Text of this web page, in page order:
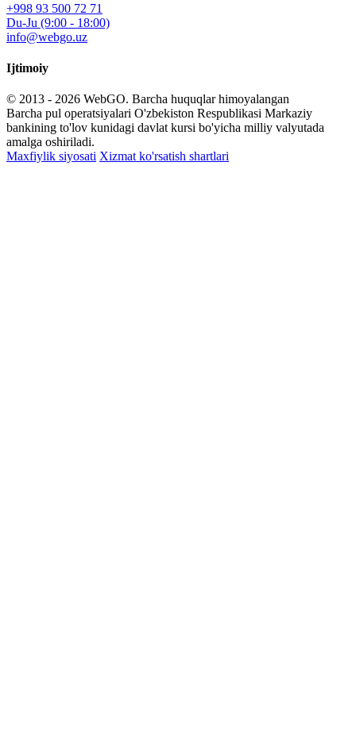
+998 93 500 72 71
Du-Ju (9:00 - 18:00)
info@webgo.uz
Ijtimoiy
© 2013 - 2026 WebGO. Barcha huquqlar himoyalangan
Barcha pul operatsiyalari O'zbekiston Respublikasi Markaziy
bankining to'lov kunidagi davlat kursi bo'yicha milliy valyutada
amalga oshiriladi.
Maxfiylik siyosati Xizmat ko'rsatish shartlari